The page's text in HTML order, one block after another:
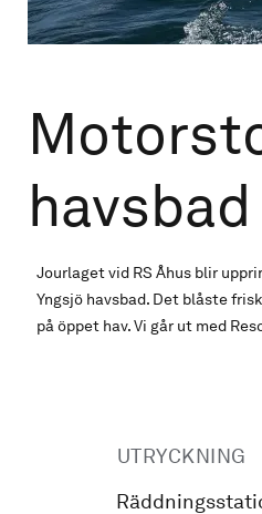
havsbad
Jourlaget vid RS Åhus blir
Yngsjö havsbad. Det blåste
på öppet hav. Vi går ut med
UTRYCKNING